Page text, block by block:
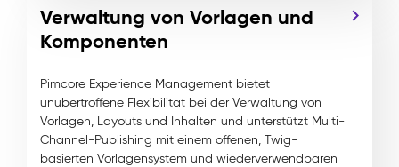
Verwaltung von Vorlagen und
Komponenten
Pimcore Experience Management bietet
unübertroffene Flexibilität bei der Verwaltung von
Vorlagen, Layouts und Inhalten und unterstützt Multi-
Channel-Publishing mit einem offenen, Twig-
basierten Vorlagensystem und wiederverwendbaren